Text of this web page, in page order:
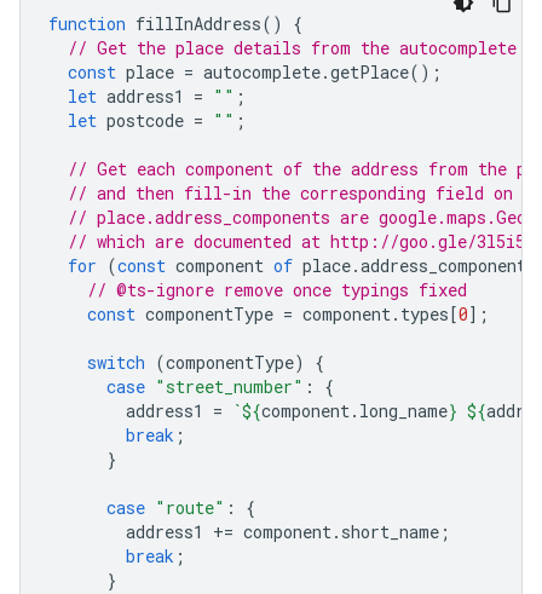
function fillInAddress()
{
// Get the place details from the autocomplete
const place = autocomplete.getPlace();
let address1 = "" ;
let postcode = "" ;
// Get each component of the address from the
// and then fill-in the corresponding field on
// place.address_components are
// which are documented at http://goo.gle/
for (const component of place.address_components
// @ts-ignore remove once typings fixed
const componentType = component. types [0];
switch (componentType)
{
case "street_number" :
{
address1
= `${component. long_name} ${
break ;
}
case "route" :
{
address1
+= component. short_name ;
break ;
}